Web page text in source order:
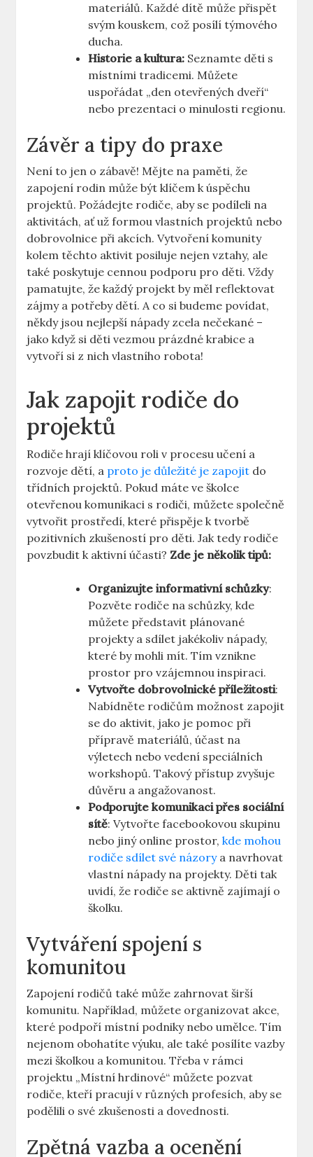
materiálů. Každé dítě může přispět
svým kouskem, což posílí týmového
ducha.
Historie a kultura: Seznamte děti s
místními tradicemi. Můžete
uspořádat „den otevřených dveří“
nebo prezentaci o minulosti regionu.
Závěr a tipy do praxe
Není to jen o zábavě! Mějte na paměti, že
zapojení rodin může být klíčem k úspěchu
projektů. Požádejte rodiče, aby se podíleli na
aktivitách, ať už formou vlastních projektů nebo
dobrovolnice při akcích. Vytvoření komunity
kolem těchto aktivit posiluje nejen vztahy, ale
také poskytuje cennou podporu pro děti. Vždy
pamatujte, že každý projekt by měl reflektovat
zájmy a potřeby dětí. A co si budeme povídat,
někdy jsou nejlepší nápady zcela nečekané –
jako když si děti vezmou prázdné krabice a
vytvoří si z nich vlastního robota!
Jak zapojit rodiče do
projektů
Rodiče hrají klíčovou roli v procesu učení a
rozvoje dětí, a proto je důležité je zapojit do
třídních projektů. Pokud máte ve školce
otevřenou komunikaci s rodiči, můžete společně
vytvořit prostředí, které přispěje k tvorbě
pozitivních zkušeností pro děti. Jak tedy rodiče
povzbudit k aktivní účasti? Zde je několik tipů:
Organizujte informativní schůzky:
Pozvěte rodiče na schůzky, kde
můžete představit plánované
projekty a sdílet jakékoliv nápady,
které by mohli mít. Tím vznikne
prostor pro vzájemnou inspiraci.
Vytvořte dobrovolnické příležitosti:
Nabídněte rodičům možnost zapojit
se do aktivit, jako je pomoc při
přípravě materiálů, účast na
výletech nebo vedení speciálních
workshopů. Takový přístup zvyšuje
důvěru a angažovanost.
Podporujte komunikaci přes sociální
sítě: Vytvořte facebookovou skupinu
nebo jiný online prostor,kde mohou
rodiče sdílet své názorya navrhovat
vlastní nápady na projekty. Děti tak
uvidí, že rodiče se aktivně zajímají o
školku.
Vytváření spojení s
komunitou
Zapojení rodičů také může zahrnovat širší
komunitu. Například, můžete organizovat akce,
které podpoří místní podniky nebo umělce. Tím
nejenom obohatíte výuku, ale také posílíte vazby
mezi školkou a komunitou. Třeba v rámci
projektu „Místní hrdinové“ můžete pozvat
rodiče, kteří pracují v různých profesích, aby se
podělili o své zkušenosti a dovednosti.
Zpětná vazba a ocenění